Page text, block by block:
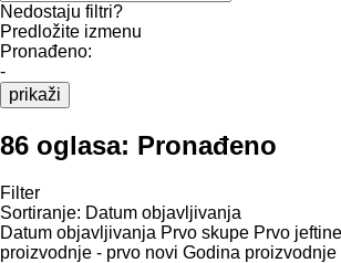
Nedostaju filtri?
Predložite izmenu
Pronađeno:
-
prikaži
86 oglasa: Pronađeno
Filter
Sortiranje: Datum objavljivanja
Datum objavljivanja Prvo skupe Prvo jeftine
proizvodnje - prvo novi Godina proizvodnje